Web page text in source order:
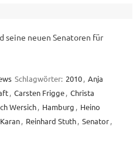
seine neuen Senatoren für
Schlagwörter: 2010, Anja
, Carsten Frigge, Christa
Wersich, Hamburg , Heino
, Reinhard Stuth, Senator,